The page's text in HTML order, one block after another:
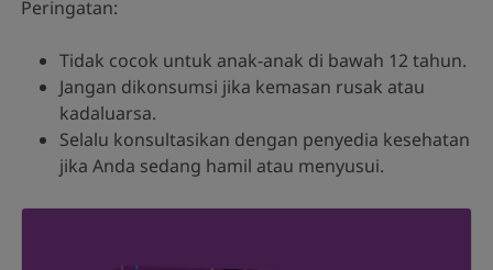
Peringatan:
Tidak cocok untuk anak-anak di bawah 12 tahun.
Jangan dikonsumsi jika kemasan rusak atau
kadaluarsa.
Selalu konsultasikan dengan penyedia kesehatan
jika Anda sedang hamil atau menyusui.